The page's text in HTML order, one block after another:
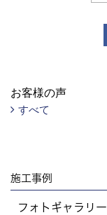
お客様の声
すべて
施工事例
フォトギャラリー